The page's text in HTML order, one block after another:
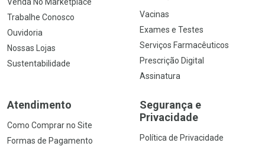
Trabalhe Conosco
Ouvidoria
Nossas Lojas
Sustentabilidade
Vacinas
Exames e Testes
Serviços Farmacêuticos
Prescrição Digital
Assinatura
Atendimento
Como Comprar no Site
Formas de Pagamento
Segurança e
Privacidade
Política de Privacidade